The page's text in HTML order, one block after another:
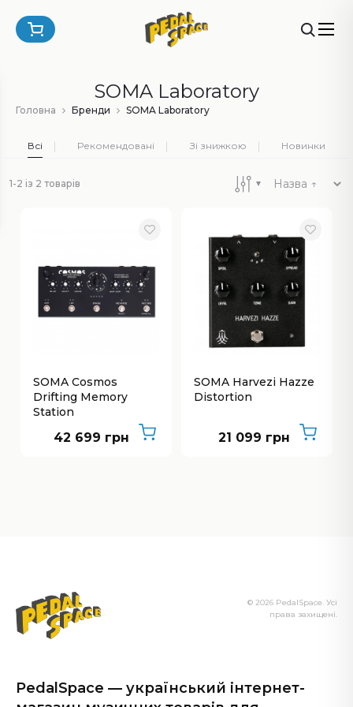
SOMA Laboratory
Головна Бренди SOMA Laboratory
Всі Рекомендовані Зі знижкою Новинки
1-2 із 2 товарів
SOMA Cosmos
Drifting Memory
Station
42 699 грн
SOMA Harvezi Hazze
Distortion
21 099 грн
PedalSpace — український інтернет-
© 2026 PedalSpace. Усі
права захищені.